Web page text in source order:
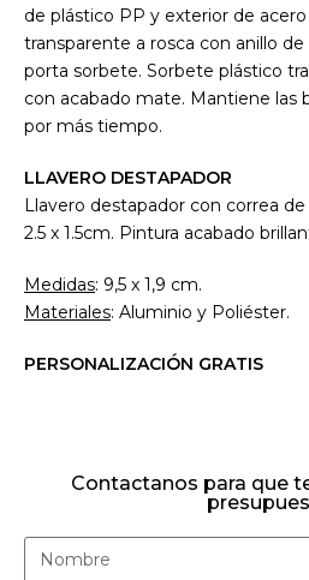
de plástico PP y exterior de acero
transparente a rosca con anillo de
porta sorbete. Sorbete plástico
con acabado mate. Mantiene las
por más tiempo.
LLAVERO DESTAPADOR
Llavero destapador con correa
2.5 x 1.5cm. Pintura acabado
Medidas: 9,5 x 1,9 cm.
Materiales: Aluminio y Poliéster.
PERSONALIZACIÓN GRATIS
Contactanos para que